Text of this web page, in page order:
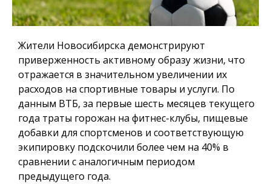
Жители Новосибирска демонстрируют
приверженность активному образу жизни, что
отражается в значительном увеличении их
расходов на спортивные товары и услуги. По
данным ВТБ, за первые шесть месяцев текущего
года траты горожан на фитнес-клубы, пищевые
добавки для спортсменов и соответствующую
экипировку подскочили более чем на 40% в
сравнении с аналогичным периодом
предыдущего года.